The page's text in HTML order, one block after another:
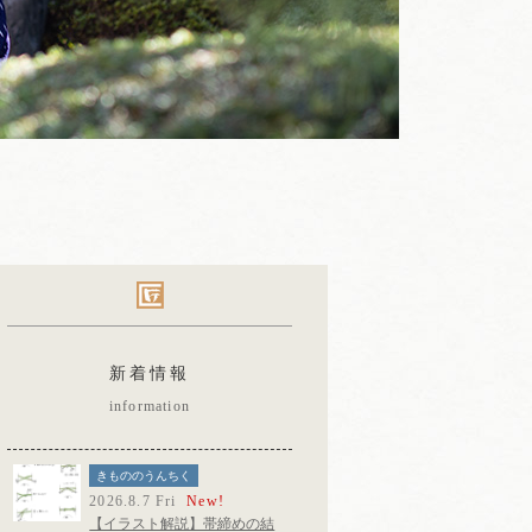
新着情報
information
きもののうんちく
2026.8.7 FriNew!
【イラスト解説】帯締めの結